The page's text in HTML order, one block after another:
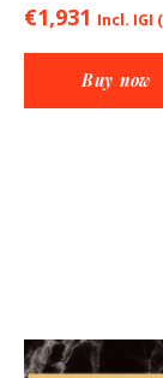
€1,931 Incl. IGI
Buy now